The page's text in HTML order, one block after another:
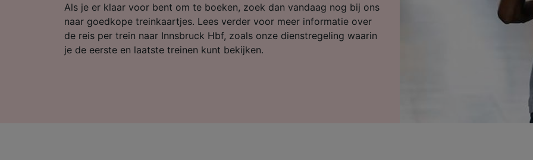
Als je er klaar voor bent om te boeken, zoek dan vandaag nog bij ons
naar goedkope treinkaartjes. Lees verder voor meer informatie over
de reis per trein naar Innsbruck Hbf, zoals onze dienstregeling waarin
je de eerste en laatste treinen kunt bekijken.